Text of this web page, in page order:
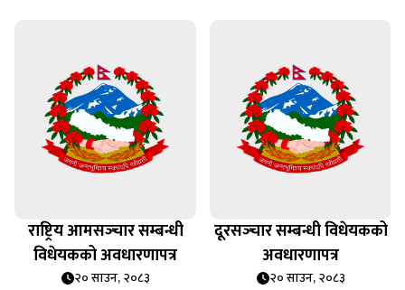
राष्ट्रिय आमसञ्‍चार सम्बन्धी
विधेयकको अवधारणापत्र
२० साउन, २०८३
दूरसञ्‍चार सम्बन्धी विधेयकको
अवधारणापत्र
२० साउन, २०८३